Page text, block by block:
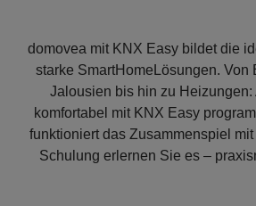
domovea mit KNX Easy bildet die
starke SmartHomeLösungen. Von
Jalousien bis hin zu Heizungen:
komfortabel mit KNX Easy
funktioniert das Zusammenspiel
Schulung erlernen Sie es –